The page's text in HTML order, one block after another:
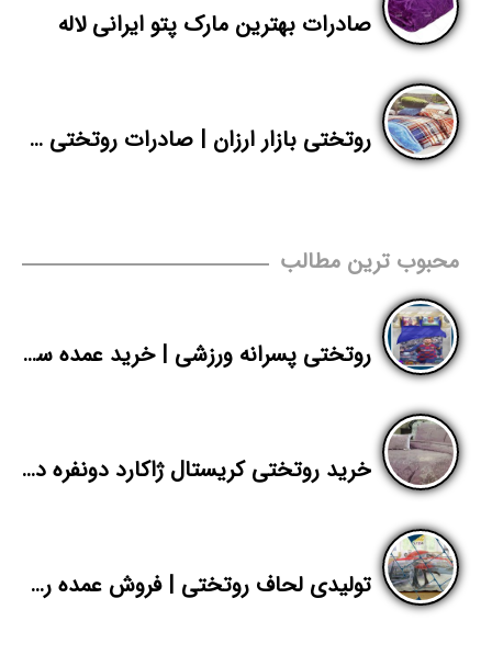
صادرات بهترین مارک پتو ایرانی لاله
روتختی بازار ارزان | صادرات روتختی پسرانه طرح اسپرت
محبوب ترین مطالب
روتختی پسرانه ورزشی | خرید عمده سرویس خواب اسپرت
خرید روتختی کریستال ژاکارد دونفره در تهران
تولیدی لحاف روتختی | فروش عمده روتختی اسپرت چاپ دیجیتال برای صادرات